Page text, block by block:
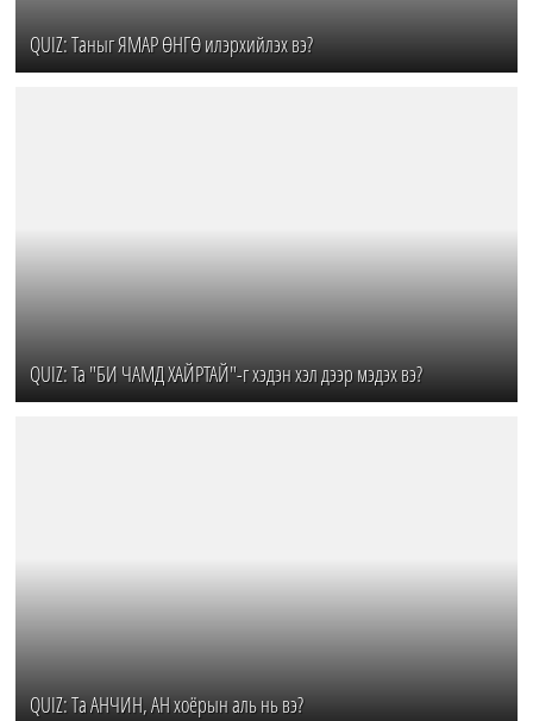
QUIZ: Таныг ЯМАР ӨНГӨ илэрхийлэх вэ?
QUIZ: Ta "БИ ЧАМД ХАЙРТАЙ"-г хэдэн хэл дээр мэдэх вэ?
QUIZ: Та АНЧИН, АН хоёрын аль нь вэ?